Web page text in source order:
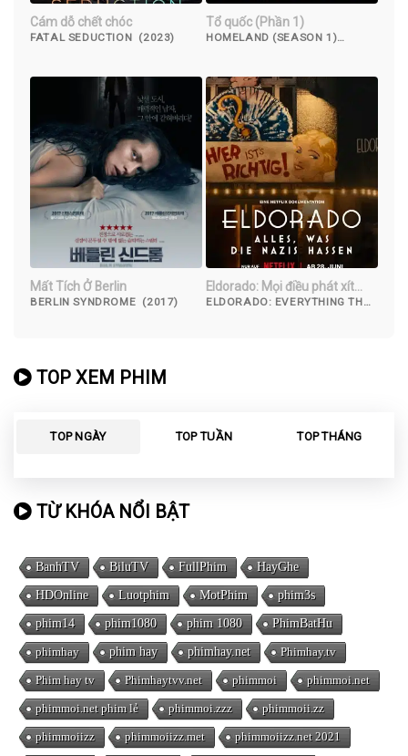
Cám dỗ chết chóc
FATAL SEDUCTION (2023)
Tổ quốc (Phần 1)
HOMELAND (SEASON 1)
Mất Tích Ở Berlin
BERLIN SYNDROME (2017)
Eldorado: Mọi điều phát xít
căm ghét
ELDORADO: EVERYTHING THE
TOP XEM PHIM
TOP NGÀY TOP TUẦN TOP THÁNG
TỪ KHÓA NỔI BẬT
BanhTV BiluTV FullPhim HayGhe
HDOnline Luotphim MotPhim phim3s
phim14 phim1080 phim 1080 PhimBatHu
phimhay phim hay phimhay.net Phimhay.tv
Phim hay tv Phimhaytvv.net phimmoi phimmoi.net
phimmoi.net phim lẻ phimmoi.zzz phimmoii.zz
phimmoiizz phimmoiizz.met phimmoiizz.net 2021